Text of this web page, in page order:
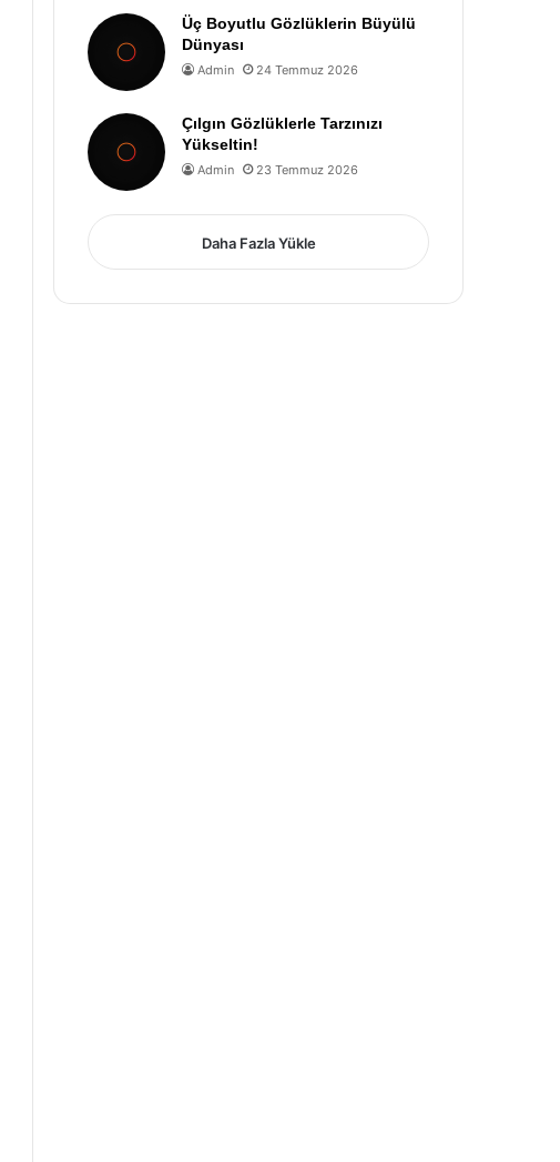
Üç Boyutlu Gözlüklerin Büyülü
Dünyası
Admin 24 Temmuz 2026
Çılgın Gözlüklerle Tarzınızı
Yükseltin!
Admin 23 Temmuz 2026
Daha Fazla Yükle